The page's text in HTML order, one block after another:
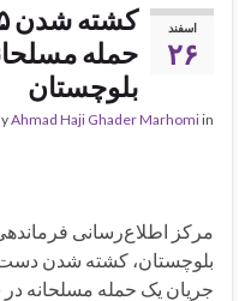
اسفند
۲۶
حمله
بلوچستان
Ahmad Haji Ghader Marhomiin
مرکز اطلاع‌رسانی
جریان یک حمله مسلحانه در